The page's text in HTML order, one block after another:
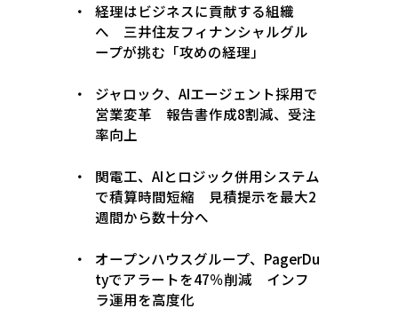
経理はビジネスに貢献する組織
へ 三井住友フィナンシャルグル
ープが挑む「攻めの経理」
ジャロック、AIエージェント採用で
営業変革 報告書作成8割減、受注
率向上
関電工、AIとロジック併用システム
で積算時間短縮 見積提示を最大2
週間から数十分へ
オープンハウスグループ、PagerDu
tyでアラートを47％削減 インフ
ラ運用を高度化